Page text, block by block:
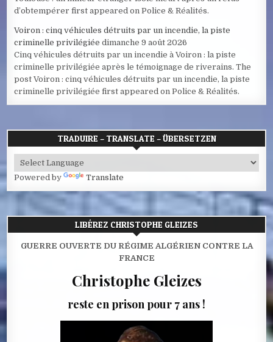
d’obtempérer first appeared on Police & Réalités.
Voiron : cinq véhicules détruits par un incendie, la piste
criminelle privilégiée dimanche 9 août 2026
Cinq véhicules détruits par un incendie à Voiron : la piste
criminelle privilégiée après le témoignage de riverains. The
post Voiron : cinq véhicules détruits par un incendie, la piste
criminelle privilégiée first appeared on Police & Réalités.
TRADUIRE – TRANSLATE – ÜBERSETZEN
Powered by Translate
LIBÉREZ CHRISTOPHE GLEIZES
GUERRE OUVERTE DU RÉGIME ALGÉRIEN CONTRE LA
FRANCE
Christophe Gleizes
reste en prison pour 7 ans !